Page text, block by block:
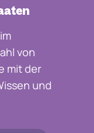
von
mit der
und